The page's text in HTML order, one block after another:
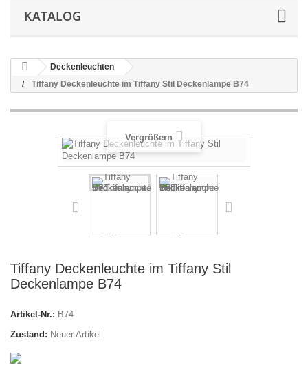
KATALOG
Deckenleuchten
Tiffany Deckenleuchte im Tiffany Stil Deckenlampe B74
Vergrößern
Tiffany Deckenleuchte im Tiffany Stil
Deckenlampe B74
Artikel-Nr.: B74
Zustand: Neuer Artikel